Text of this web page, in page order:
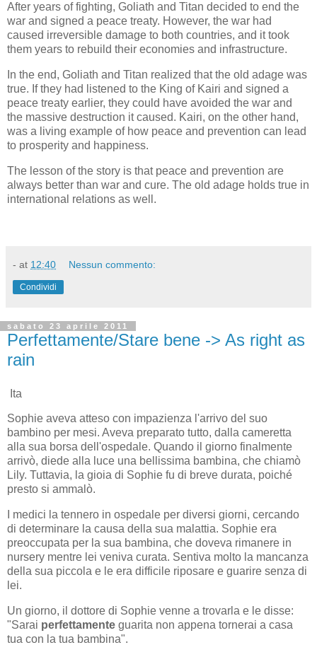
After years of fighting, Goliath and Titan decided to end the
war and signed a peace treaty. However, the war had
caused irreversible damage to both countries, and it took
them years to rebuild their economies and infrastructure.
In the end, Goliath and Titan realized that the old adage was
true. If they had listened to the King of Kairi and signed a
peace treaty earlier, they could have avoided the war and
the massive destruction it caused. Kairi, on the other hand,
was a living example of how peace and prevention can lead
to prosperity and happiness.
The lesson of the story is that peace and prevention are
always better than war and cure. The old adage holds true in
international relations as well.
- at 12:40 Nessun commento:
Condividi
sabato 23 aprile 2011
Perfettamente/Stare bene -> As right as
rain
Ita
Sophie aveva atteso con impazienza l'arrivo del suo
bambino per mesi. Aveva preparato tutto, dalla cameretta
alla sua borsa dell'ospedale. Quando il giorno finalmente
arrivò, diede alla luce una bellissima bambina, che chiamò
Lily. Tuttavia, la gioia di Sophie fu di breve durata, poiché
presto si ammalò.
I medici la tennero in ospedale per diversi giorni, cercando
di determinare la causa della sua malattia. Sophie era
preoccupata per la sua bambina, che doveva rimanere in
nursery mentre lei veniva curata. Sentiva molto la mancanza
della sua piccola e le era difficile riposare e guarire senza di
lei.
Un giorno, il dottore di Sophie venne a trovarla e le disse:
"Sarai perfettamente guarita non appena tornerai a casa
tua con la tua bambina".